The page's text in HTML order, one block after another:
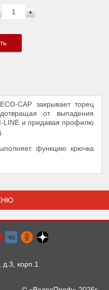
+
CAP закрывает торец
от выпадения
LINE и придавая профилю
функцию крючка
д.3, корп.1